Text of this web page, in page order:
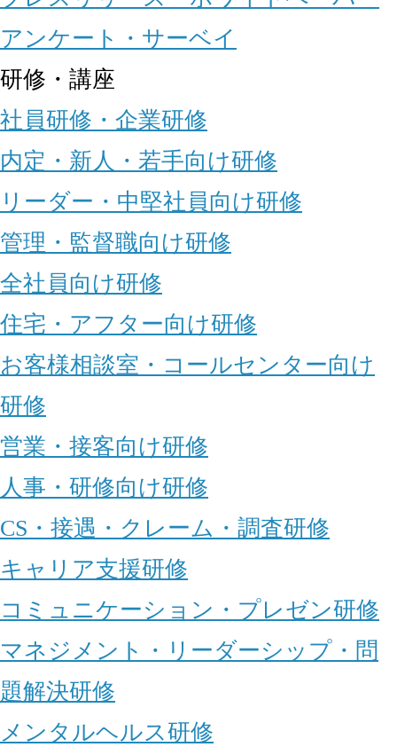
アンケート・サーベイ
研修・講座
社員研修・企業研修
内定・新人・若手向け研修
リーダー・中堅社員向け研修
管理・監督職向け研修
全社員向け研修
住宅・アフター向け研修
お客様相談室・コールセンター向け
研修
営業・接客向け研修
人事・研修向け研修
CS・接遇・クレーム・調査研修
キャリア支援研修
コミュニケーション・プレゼン研修
マネジメント・リーダーシップ・問
題解決研修
メンタルヘルス研修